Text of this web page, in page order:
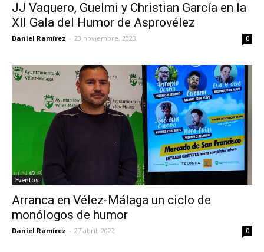
JJ Vaquero, Guelmi y Christian García en la
XII Gala del Humor de Asprovélez
Daniel Ramírez - 23 noviembre, 2023 0
Eventos
Arranca en Vélez-Málaga un ciclo de
monólogos de humor
Daniel Ramírez - 27 abril, 2022 0